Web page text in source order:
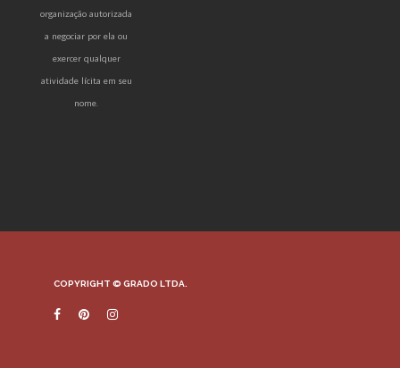
COPYRIGHT © GRADO LTDA.